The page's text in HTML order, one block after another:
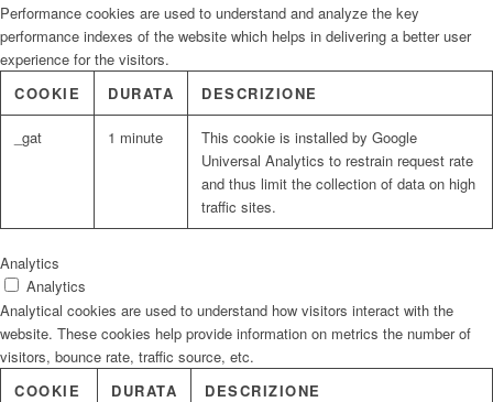
Performance cookies are used to understand and analyze the key
performance indexes of the website which helps in delivering a better user
experience for the visitors.
COOKIE
DURATA DESCRIZIONE
_gat 1 minute
This cookie is installed by Google
Universal Analytics to restrain request rate
and thus limit the collection of data on high
traffic sites.
Analytics
Analytics
Analytical cookies are used to understand how visitors interact with the
website. These cookies help provide information on metrics the number of
visitors, bounce rate, traffic source, etc.
COOKIE
DURATA DESCRIZIONE